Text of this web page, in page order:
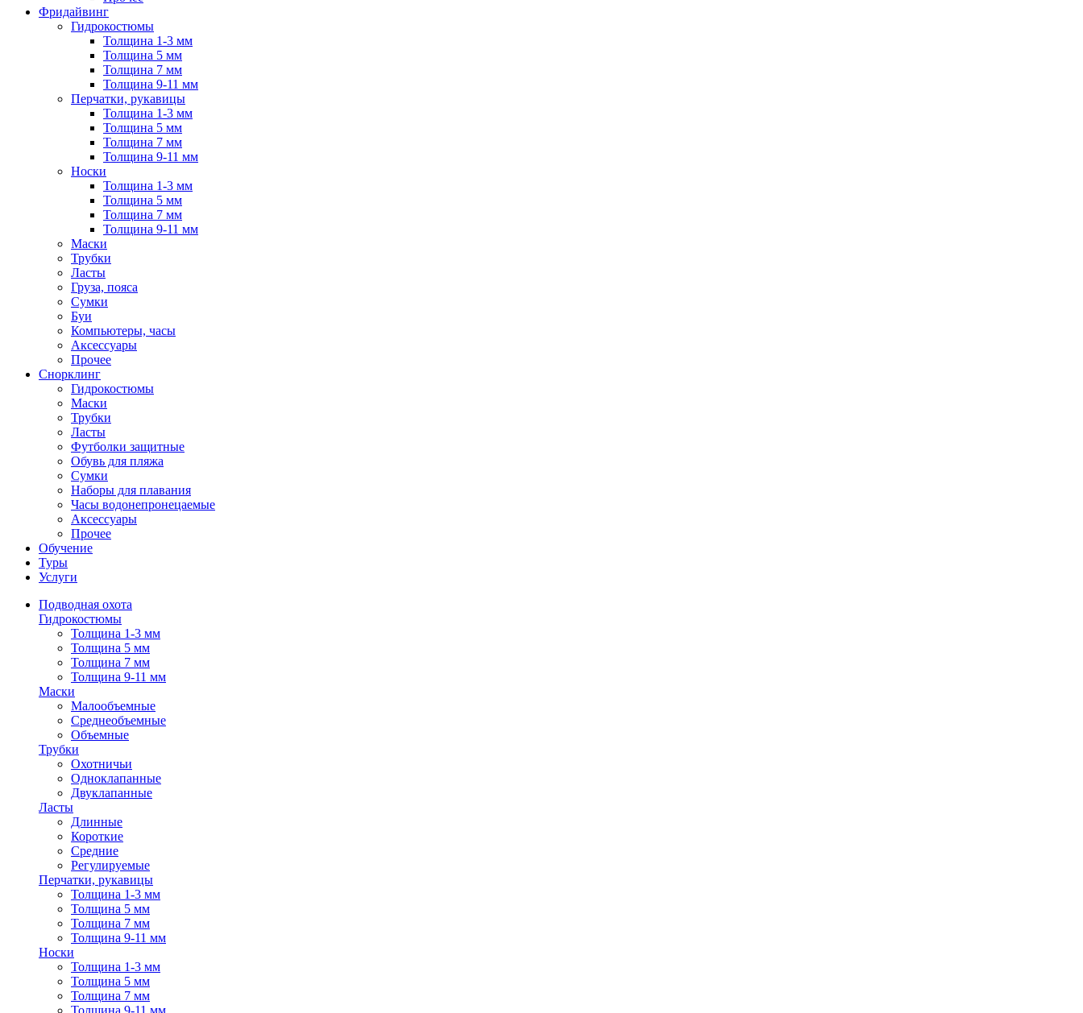
Фридайвинг
Гидрокостюмы
Толщина 1-3 мм
Толщина 5 мм
Толщина 7 мм
Толщина 9-11 мм
Перчатки, рукавицы
Толщина 1-3 мм
Толщина 5 мм
Толщина 7 мм
Толщина 9-11 мм
Носки
Толщина 1-3 мм
Толщина 5 мм
Толщина 7 мм
Толщина 9-11 мм
Маски
Трубки
Ласты
Груза, пояса
Сумки
Буи
Компьютеры, часы
Аксессуары
Прочее
Снорклинг
Гидрокостюмы
Маски
Трубки
Ласты
Футболки защитные
Обувь для пляжа
Сумки
Наборы для плавания
Часы водонепронецаемые
Аксессуары
Прочее
Обучение
Туры
Услуги
Подводная охота
Гидрокостюмы
Толщина 1-3 мм
Толщина 5 мм
Толщина 7 мм
Толщина 9-11 мм
Маски
Малообъемные
Среднеобъемные
Объемные
Трубки
Охотничьи
Одноклапанные
Двуклапанные
Ласты
Длинные
Короткие
Средние
Регулируемые
Перчатки, рукавицы
Толщина 1-3 мм
Толщина 5 мм
Толщина 7 мм
Толщина 9-11 мм
Носки
Толщина 1-3 мм
Толщина 5 мм
Толщина 7 мм
Толщина 9-11 мм